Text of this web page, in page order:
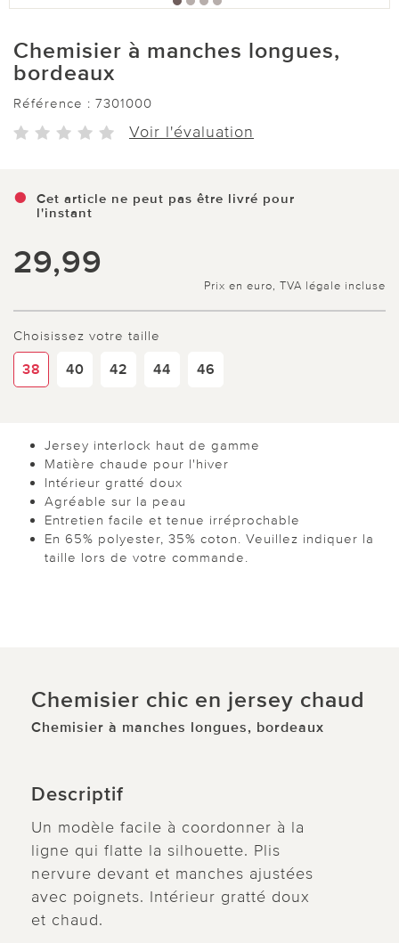
Chemisier à manches longues,
bordeaux
Référence : 7301000
Voir l'évaluation
Cet article ne peut pas être livré pour
l'instant
29,99
Prix en euro, TVA légale incluse
Choisissez votre taille
38 40 42 44 46
Jersey interlock haut de gamme
Matière chaude pour l'hiver
Intérieur gratté doux
Agréable sur la peau
Entretien facile et tenue irréprochable
En 65% polyester, 35% coton. Veuillez indiquer la
taille lors de votre commande.
Chemisier chic en jersey chaud
Chemisier à manches longues, bordeaux
Descriptif
Un modèle facile à coordonner à la
ligne qui flatte la silhouette. Plis
nervure devant et manches ajustées
avec poignets. Intérieur gratté doux
et chaud.